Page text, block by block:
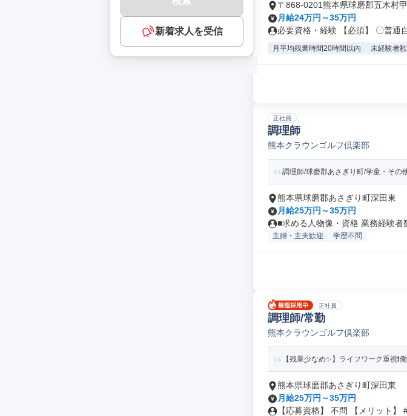
新着求人を受信
〒868-0201熊本県球磨郡五木村甲
月給24万円～35万円
必要資格・経験 【必須】 〇普通
月平均残業時間20時間以内 未経験者
正社員
調理師
熊本クラウンゴルフ倶楽部
調理師/球磨郡あさぎり町/学童・その
熊本県球磨郡あさぎり町深田東
月給25万円～35万円
■求める人物像・資格 業務経験者
主婦・主夫歓迎 学歴不問
正社員
調理師/常勤
熊本クラウンゴルフ倶楽部
【残業少なめ✨】ライフワーク重視❗️
熊本県球磨郡あさぎり町深田東
月給25万円～35万円
【応募資格】 不問 【メリット】